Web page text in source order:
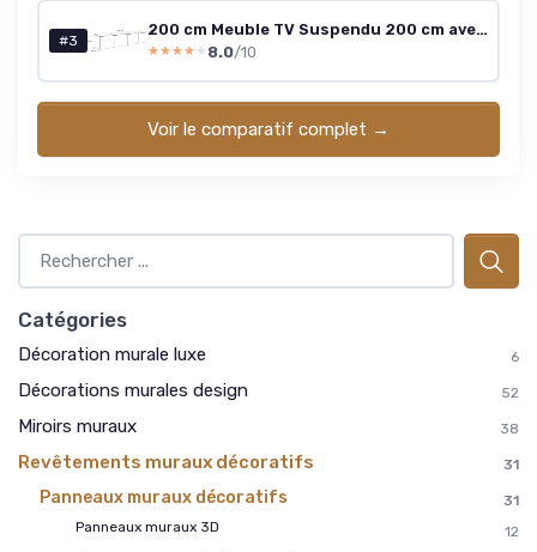
#3
200 cm Meuble TV Suspendu 200 cm avec Rangement et LED - Meuble TV Mural avec 4 Compartiments Spacieux Blanc Brillant 200x40x36cm
★★★★★
★★★★★ 8.0/10
Voir le comparatif complet →
Catégories
Décoration murale luxe 6
Décorations murales design 52
Miroirs muraux 38
Revêtements muraux décoratifs 31
Panneaux muraux décoratifs
31
Panneaux muraux 3D
12